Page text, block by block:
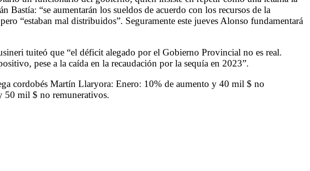
“se aumentarán los sueldos de acuerdo con los recursos de la
“estaban mal distribuidos”. Seguramente este jueves Alonso fundamentará
tuiteó que “el déficit alegado por el Gobierno Provincial no es real.
pese a la caída en la recaudación por la sequía en 2023”.
cordobés Martín Llaryora: Enero: 10% de aumento y 40 mil $ no
50 mil $ no remunerativos.